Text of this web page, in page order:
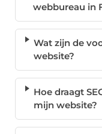
webbureau in
Wat zijn de
website?
Hoe draagt
mijn website?